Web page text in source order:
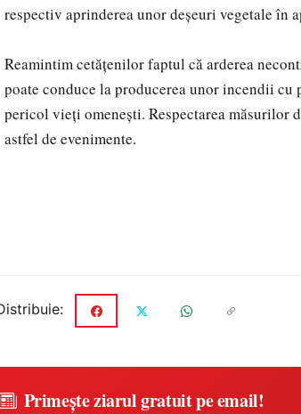
respectiv aprinderea unor deșeuri vegetale în
Reamintim cetățenilor faptul că arderea
poate conduce la producerea unor incendii
pericol vieți omenești. Respectarea măsurilor
astfel de evenimente.
Primește ziarul gratuit pe email!